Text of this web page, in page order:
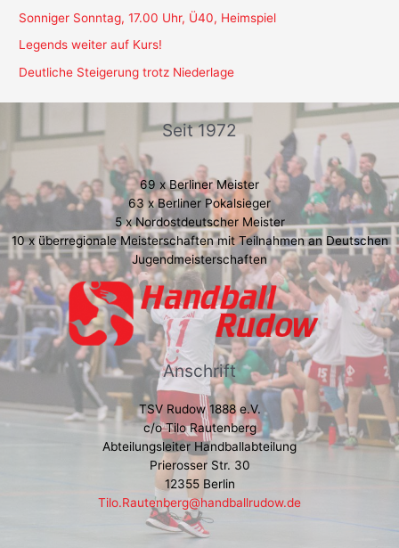
Sonniger Sonntag, 17.00 Uhr, Ü40, Heimspiel
Legends weiter auf Kurs!
Deutliche Steigerung trotz Niederlage
Seit 1972
69 x Berliner Meister
63 x Berliner Pokalsieger
5 x Nordostdeutscher Meister
10 x überregionale Meisterschaften mit Teilnahmen an Deutschen
Jugendmeisterschaften
Anschrift
TSV Rudow 1888 e.V.
c/o Tilo Rautenberg
Abteilungsleiter Handballabteilung
Prierosser Str. 30
12355 Berlin
Tilo.Rautenberg@handballrudow.de